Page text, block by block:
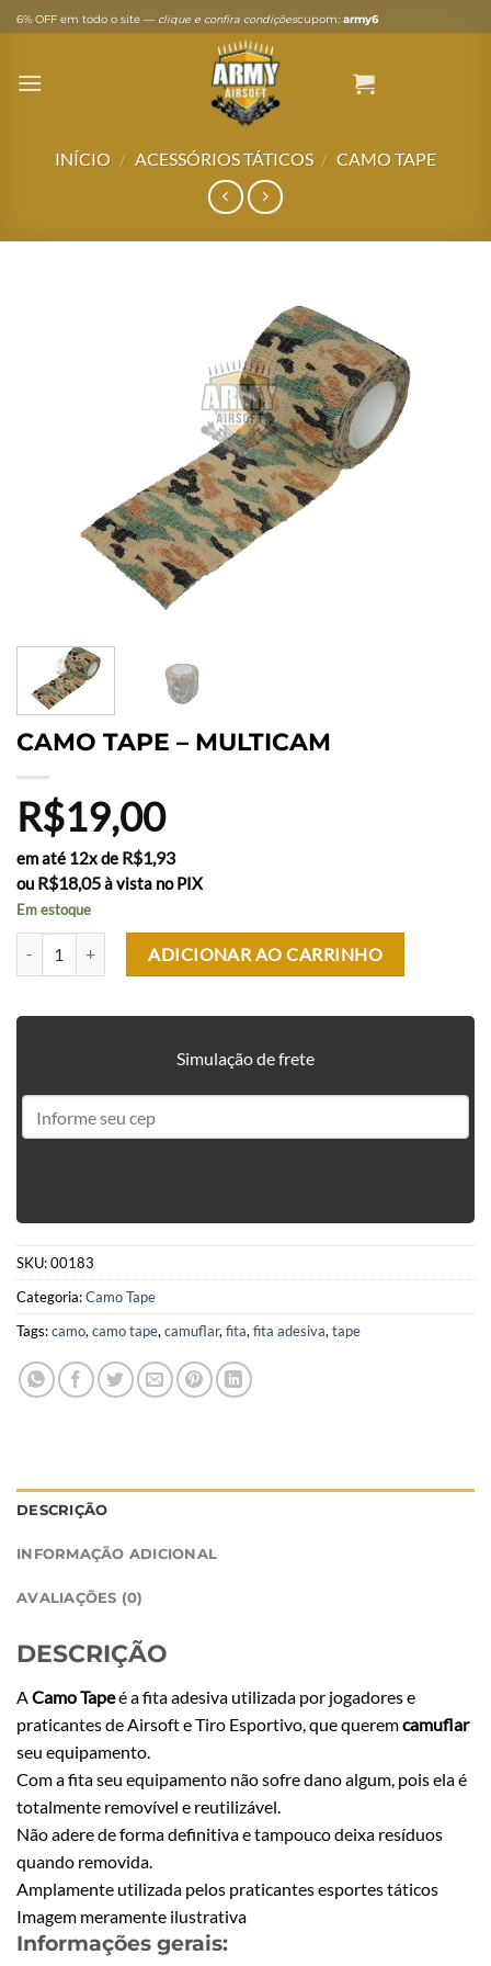
Skip
to
6% OFF em todo o site — clique e confira condiçõescupom: army6
INÍCIO / ACESSÓRIOS TÁTICOS / CAMO TAPE
CAMO TAPE – MULTICAM
R$19,00
em até 12x de R$1,93
ou R$18,05à vista no PIX
Em estoque
CAMO TAPE - MULTICAM quantidade
ADICIONAR AO CARRINHO
Simulação de frete
SKU:00183
Categoria:Camo Tape
Tags:camo,camo tape,camuflar,fita,fita adesiva,tape
DESCRIÇÃO
INFORMAÇÃO ADICIONAL
AVALIAÇÕES (0)
DESCRIÇÃO
A Camo Tapeé a fita adesiva utilizada por jogadores e
praticantes de Airsoft e Tiro Esportivo, que queremcamuflar
seu equipamento.
Com a fita seu equipamento não sofre dano algum, pois ela é
totalmente removível e reutilizável.
Não adere de forma definitiva e tampouco deixa resíduos
quando removida.
Amplamente utilizada pelos praticantes esportes táticos
Imagem meramente ilustrativa
Informações gerais: